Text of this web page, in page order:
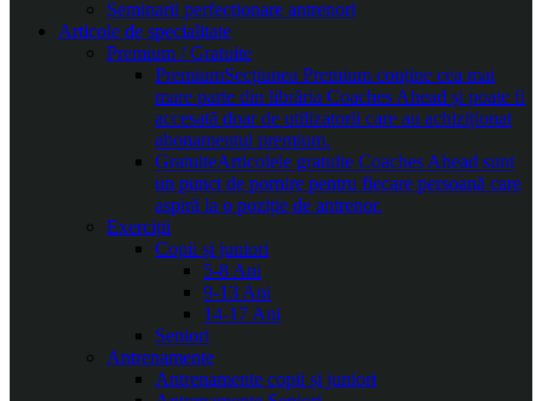
Seminarii perfecționare antrenori
Articole de specialitate
Premium / Gratuite
PremiumSecțiunea Premium conține cea mai
mare parte din librăria Coaches Ahead și poate fi
accesată doar de utilizatorii care au achiziționat
abonamentul premium.
GratuiteArticolele gratuite Coaches Ahead sunt
un punct de pornire pentru fiecare persoană care
aspiră la o poziție de antrenor.
Exerciții
Copii și juniori
5-8 Ani
9-13 Ani
14-17 Ani
Seniori
Antrenamente
Antrenamente copii și juniori